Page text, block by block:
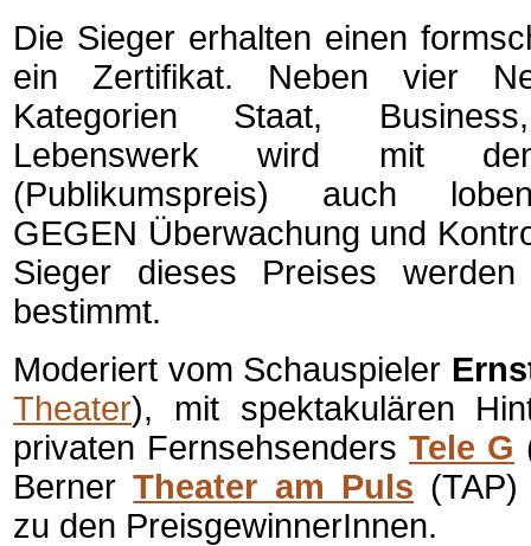
Die Sieger erhalten einen
ein Zertifikat. Neben vier
Kategorien Staat,
Lebenswerk wird mit dem
(Publikumspreis) auch
GEGEN Überwachung und
Sieger dieses Preises
bestimmt.
Moderiert vom Schauspieler
Theater), mit spektakulären
privaten Fernsehsenders Tele G
BernerTheater am Puls
zu den PreisgewinnerInnen.